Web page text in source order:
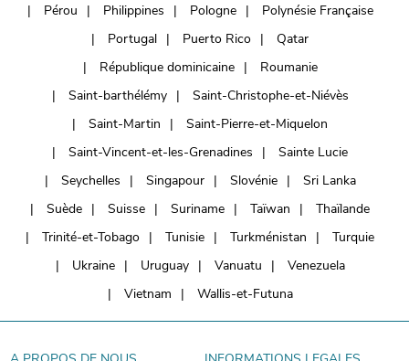
Pérou
Philippines Pologne
Polynésie Française
Portugal
Puerto Rico
Qatar
République dominicaine
Roumanie
Saint-barthélémy
Saint-Christophe-et-Niévès
Saint-Martin
Saint-Pierre-et-Miquelon
Saint-Vincent-et-les-Grenadines
Sainte Lucie
Seychelles
Singapour Slovénie
Sri Lanka
Suède
Suisse Suriname Taïwan
Thaïlande
Trinité-et-Tobago
Tunisie Turkménistan
Turquie
Ukraine
Uruguay Vanuatu
Venezuela
Vietnam
Wallis-et-Futuna